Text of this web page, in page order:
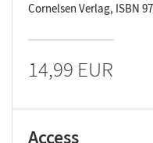
Cornelsen Verlag, ISBN
14,99 EUR
Access